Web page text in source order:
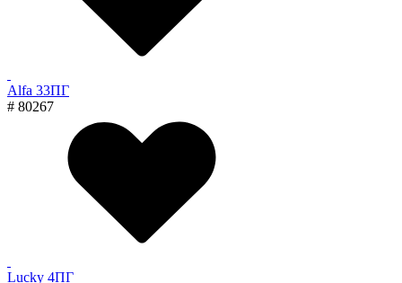
Alfa 33ПГ
# 80267
Lucky 4ПГ